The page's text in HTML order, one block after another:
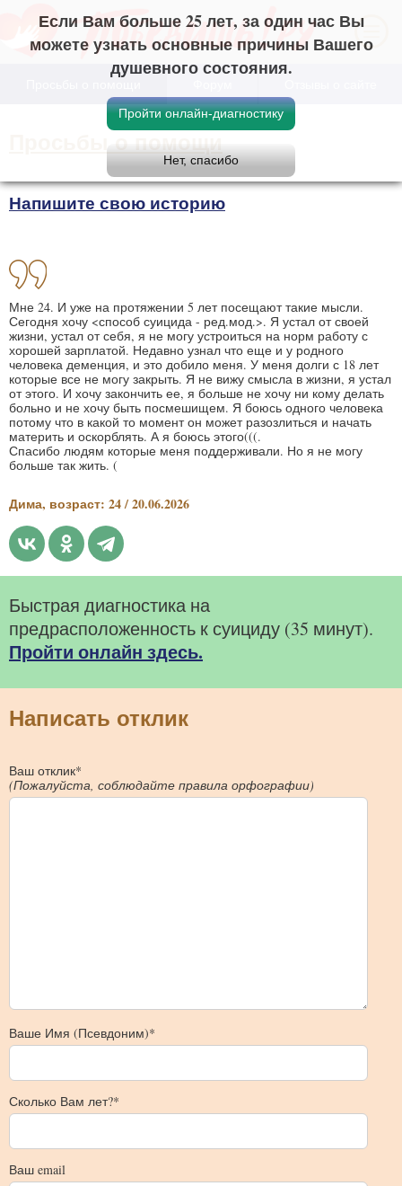
Если Вам больше 25 лет, за один час Вы
можете узнать основные причины Вашего
душевного состояния.
Просьбы о помощи
Напишите свою историю
Мне 24. И уже на протяжении 5 лет посещают такие мысли.
Сегодня хочу <способ суицида - ред.мод.>. Я устал от своей
жизни, устал от себя, я не могу устроиться на норм работу с
хорошей зарплатой. Недавно узнал что еще и у родного
человека деменция, и это добило меня. У меня долги с 18 лет
которые все не могу закрыть. Я не вижу смысла в жизни, я устал
от этого. И хочу закончить ее, я больше не хочу ни кому делать
больно и не хочу быть посмешищем. Я боюсь одного человека
потому что в какой то момент он может разозлиться и начать
материть и оскорблять. А я боюсь этого(((.
Спасибо людям которые меня поддерживали. Но я не могу
больше так жить. (
Дима, возраст: 24 / 20.06.2026
Быстрая диагностика на
предрасположенность к суициду (35 минут).
Пройти онлайн здесь.
Написать отклик
Ваш отклик*
(Пожалуйста, соблюдайте правила орфографии)
Ваше Имя (Псевдоним)*
Сколько Вам лет?*
Ваш email